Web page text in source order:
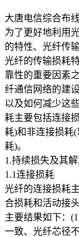
大唐电信综合布
为了更好地利用
的特性、光纤传
光纤的传输损耗
靠性的重要因素
纤通信网络的建
以及如何减少这
耗主要包括连接
耗)和非连接损耗
耗)。
1.持续损失及其
1.1连接损耗
光纤的连接损耗
合损耗和活动接头
主要结果如下：
一致、光纤芯径